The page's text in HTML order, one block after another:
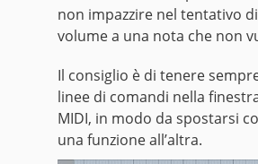
non impazzire nel tentativo
volume a una nota che non
Il consiglio è di tenere
linee di comandi nella
MIDI, in modo da spostarsi
una funzione all’altra.